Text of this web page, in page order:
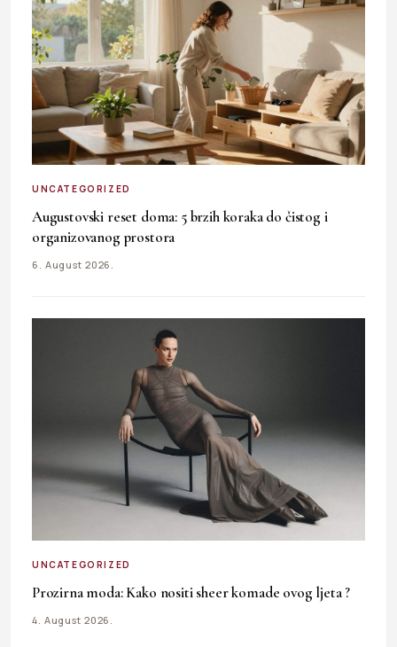
UNCATEGORIZED
Augustovski reset doma: 5 brzih koraka do čistog i
organizovanog prostora
6. August 2026.
UNCATEGORIZED
Prozirna moda: Kako nositi sheer komade ovog ljeta ?
4. August 2026.